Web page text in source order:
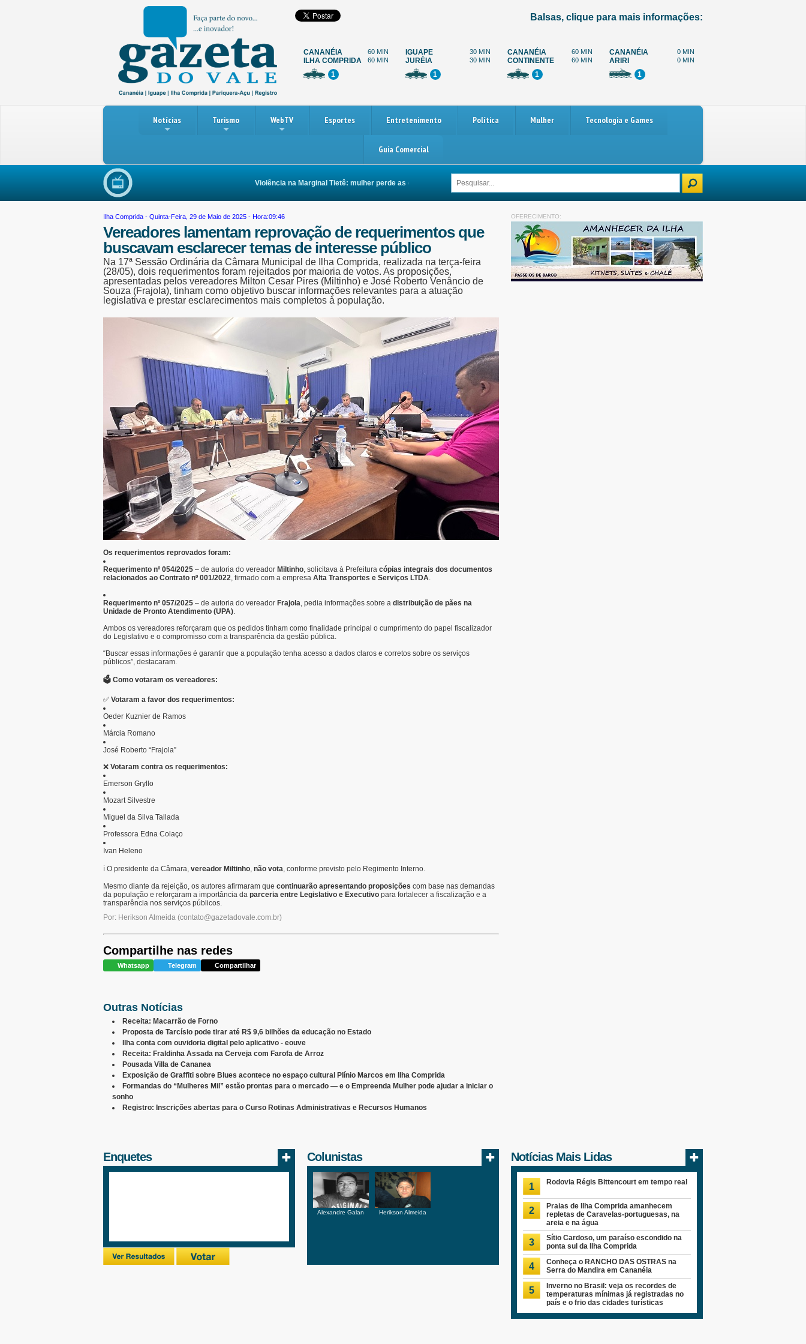
Balsas, clique para mais informações:
CANANÉIA 60 MIN
ILHA COMPRIDA 60 MIN
1
IGUAPE 30 MIN
JURÉIA 30 MIN
1
CANANÉIA 60 MIN
CONTINENTE 60 MIN
1
CANANÉIA 0 MIN
ARIRI 0 MIN
1
Notícias Turismo WebTV Esportes Entretenimento Política Mulher Tecnologia e Games
Guia Comercial
Violência na Marginal Tietê: mulher perde as duas pernas após ser arrastada por carro Paralisação dos caminhoneiros marcada para 4 de dezembro: o que
Ilha Comprida - Quinta-Feira, 29 de Maio de 2025 - Hora:09:46
Vereadores lamentam reprovação de requerimentos que
buscavam esclarecer temas de interesse público
Na 17ª Sessão Ordinária da Câmara Municipal de Ilha Comprida, realizada na terça-feira
(28/05), dois requerimentos foram rejeitados por maioria de votos. As proposições,
apresentadas pelos vereadores Milton Cesar Pires (Miltinho) e José Roberto Venâncio de
Souza (Frajola), tinham como objetivo buscar informações relevantes para a atuação
legislativa e prestar esclarecimentos mais completos à população.
Os requerimentos reprovados foram:
Requerimento nº 054/2025 – de autoria do vereador Miltinho, solicitava à Prefeitura cópias integrais dos documentos
relacionados ao Contrato nº 001/2022, firmado com a empresa Alta Transportes e Serviços LTDA.
Requerimento nº 057/2025 – de autoria do vereador Frajola, pedia informações sobre a distribuição de pães na
Unidade de Pronto Atendimento (UPA).
Ambos os vereadores reforçaram que os pedidos tinham como finalidade principal o cumprimento do papel fiscalizador
do Legislativo e o compromisso com a transparência da gestão pública.
“Buscar essas informações é garantir que a população tenha acesso a dados claros e corretos sobre os serviços
públicos”, destacaram.
🗳 Como votaram os vereadores:
✅ Votaram a favor dos requerimentos:
Oeder Kuznier de Ramos
Márcia Romano
José Roberto “Frajola”
❌ Votaram contra os requerimentos:
Emerson Gryllo
Mozart Silvestre
Miguel da Silva Tallada
Professora Edna Colaço
Ivan Heleno
ℹ️ O presidente da Câmara, vereador Miltinho, não vota, conforme previsto pelo Regimento Interno.
Mesmo diante da rejeição, os autores afirmaram que continuarão apresentando proposições com base nas demandas
da população e reforçaram a importância da parceria entre Legislativo e Executivo para fortalecer a fiscalização e a
transparência nos serviços públicos.
Por: Herikson Almeida (contato@gazetadovale.com.br)
Compartilhe nas redes
Whatsapp Telegram Compartilhar
Outras Notícias
Receita: Macarrão de Forno
Proposta de Tarcísio pode tirar até R$ 9,6 bilhões da educação no Estado
Ilha conta com ouvidoria digital pelo aplicativo - eouve
Receita: Fraldinha Assada na Cerveja com Farofa de Arroz
Pousada Villa de Cananea
Exposição de Graffiti sobre Blues acontece no espaço cultural Plínio Marcos em Ilha Comprida
Formandas do “Mulheres Mil” estão prontas para o mercado — e o Empreenda Mulher pode ajudar a iniciar o
sonho
Registro: Inscrições abertas para o Curso Rotinas Administrativas e Recursos Humanos
OFERECIMENTO:
Enquetes Colunistas
Alexandre Galan Herikson Almeida
Notícias Mais Lidas
1 Rodovia Régis Bittencourt em tempo real
2
Praias de Ilha Comprida amanhecem
repletas de Caravelas-portuguesas, na
areia e na água
3
Sítio Cardoso, um paraíso escondido na
ponta sul da Ilha Comprida
4
Conheça o RANCHO DAS OSTRAS na
Serra do Mandira em Cananéia
5
Inverno no Brasil: veja os recordes de
temperaturas mínimas já registradas no
país e o frio das cidades turísticas